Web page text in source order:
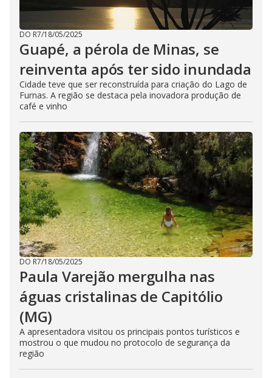
DO R7/18/05/2025
Guapé, a pérola de Minas, se
reinventa após ter sido inundada
Cidade teve que ser reconstruída para criação do Lago de
Furnas. A região se destaca pela inovadora produção de
café e vinho
DO R7/18/05/2025
Paula Varejão mergulha nas
águas cristalinas de Capitólio
(MG)
A apresentadora visitou os principais pontos turísticos e
mostrou o que mudou no protocolo de segurança da
região